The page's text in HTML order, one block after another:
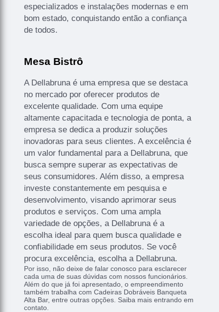
especializados e instalações modernas e em
bom estado, conquistando então a confiança
de todos.
Mesa Bistrô
A Dellabruna é uma empresa que se destaca
no mercado por oferecer produtos de
excelente qualidade. Com uma equipe
altamente capacitada e tecnologia de ponta, a
empresa se dedica a produzir soluções
inovadoras para seus clientes. A excelência é
um valor fundamental para a Dellabruna, que
busca sempre superar as expectativas de
seus consumidores. Além disso, a empresa
investe constantemente em pesquisa e
desenvolvimento, visando aprimorar seus
produtos e serviços. Com uma ampla
variedade de opções, a Dellabruna é a
escolha ideal para quem busca qualidade e
confiabilidade em seus produtos. Se você
procura excelência, escolha a Dellabruna.
Por isso, não deixe de falar conosco para esclarecer
cada uma de suas dúvidas com nossos funcionários.
Além do que já foi apresentado, o empreendimento
também trabalha com Cadeiras Dobráveis Banqueta
Alta Bar, entre outras opções. Saiba mais entrando em
contato.